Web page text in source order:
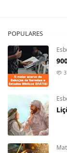
POPULARES